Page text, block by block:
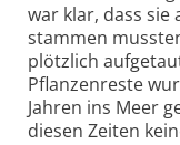
war klar, dass
stammen
plötzlich
Pflanzen­reste
Jahren ins Meer
diesen Zeiten